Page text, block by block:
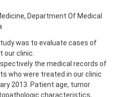
Department Of Medical
was to evaluate cases of
clinic.
the medical records of
who were treated in our clinic
2013. Patient age, tumor
characteristics,